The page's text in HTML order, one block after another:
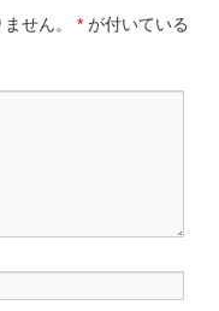
せん。 * が付いている